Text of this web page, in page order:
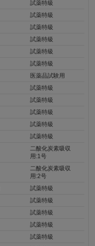
試薬特級
試薬特級
試薬特級
試薬特級
試薬特級
試薬特級
医薬品試験用
試薬特級
試薬特級
試薬特級
試薬特級
試薬特級
二酸化炭素吸収
用:1号
二酸化炭素吸収
用:2号
試薬特級
試薬特級
試薬特級
試薬特級
試薬特級